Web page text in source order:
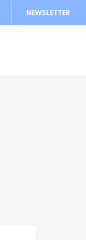
NEWSLETTER